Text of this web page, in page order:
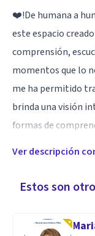
❤️!De humana a
este espacio
comprensión,
momentos que lo
me ha permitido
brinda una visión
formas de
cada persona
cada historia es
empatía y
Ver descripción
Estos son